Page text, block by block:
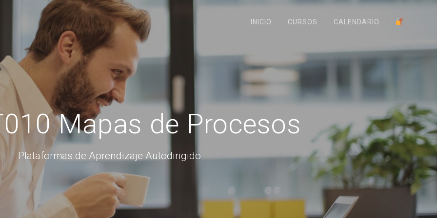
INICIO CURSOS CALENDARIO
Mapas de Procesos
Plataformas de Aprendizaje Autodirigido